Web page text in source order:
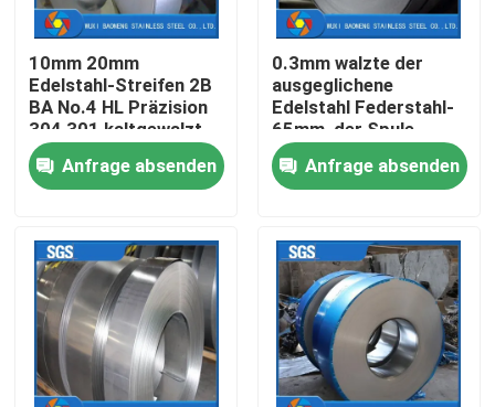
Nach Hause
Kontakte
Produkte
10mm 20mm
Edelstahl-Streifen 2B
BA No.4 HL Präzision
304 301 kaltgewalzt
Anfrage absenden
0.3mm walzte der
ausgeglichene
Edelstahl Federstahl-
65mm, der Spule
aufschlitzt,
galvanisiertes
Stahlband kalt
Anfrage absenden